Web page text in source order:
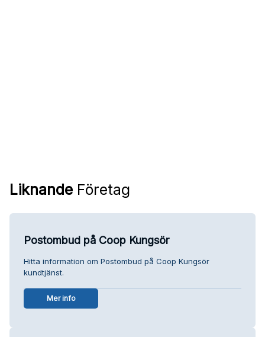
Liknande Företag
Postombud på Coop Kungsör
Hitta information om Postombud på Coop Kungsör
kundtjänst.
Mer info